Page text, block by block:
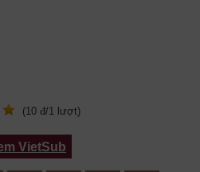
(10 đ/1 lượt)
VietSub